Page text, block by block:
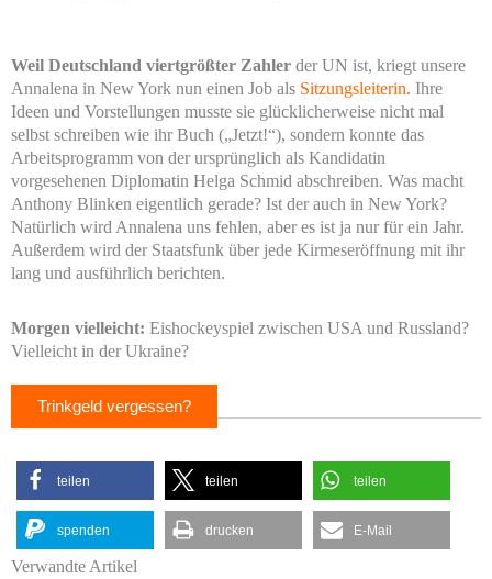
Weil Deutschland viertgrößter Zahler der UN ist, kriegt unsere
Annalena in New York nun einen Job als Sitzungsleiterin. Ihre
Ideen und Vorstellungen musste sie glücklicherweise nicht mal
selbst schreiben wie ihr Buch („Jetzt!“), sondern konnte das
Arbeitsprogramm von der ursprünglich als Kandidatin
vorgesehenen Diplomatin Helga Schmid abschreiben. Was macht
Anthony Blinken eigentlich gerade? Ist der auch in New York?
Natürlich wird Annalena uns fehlen, aber es ist ja nur für ein Jahr.
Außerdem wird der Staatsfunk über jede Kirmeseröffnung mit ihr
lang und ausführlich berichten.
Morgen vielleicht: Eishockeyspiel zwischen USA und Russland?
Vielleicht in der Ukraine?
Trinkgeld vergessen?
teilen teilen teilen
spenden drucken E-Mail
Verwandte Artikel